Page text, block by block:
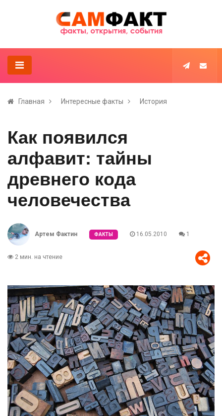
Главная Интересные факты История
Как появился
алфавит: тайны
древнего кода
человечества
Артем Фактин ФАКТЫ 16.05.2010 1
2 мин. на чтение